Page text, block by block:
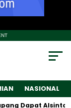
NASIONAL
Dapat